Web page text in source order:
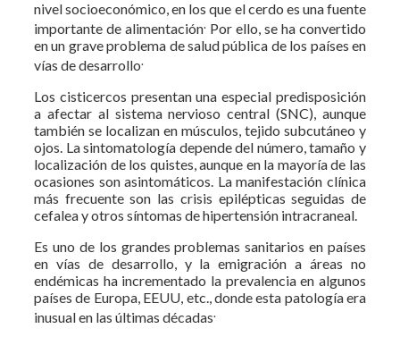
nivel socioeconómico, en los que el cerdo es una fuente
importante de alimentación. Por ello, se ha convertido
en un grave problema de salud pública de los países en
vías de desarrollo.
Los cisticercos presentan una especial predisposición
a afectar al sistema nervioso central (SNC), aunque
también se localizan en músculos, tejido subcutáneo y
ojos. La sintomatología depende del número, tamaño y
localización de los quistes, aunque en la mayoría de las
ocasiones son asintomáticos. La manifestación clínica
más frecuente son las crisis epilépticas seguidas de
cefalea y otros síntomas de hipertensión intracraneal.
Es uno de los grandes problemas sanitarios en países
en vías de desarrollo, y la emigración a áreas no
endémicas ha incrementado la prevalencia en algunos
países de Europa, EEUU, etc., donde esta patología era
inusual en las últimas décadas.